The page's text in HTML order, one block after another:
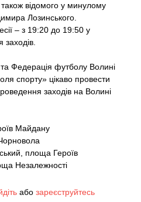
відомого у минулому
Лозинського.
– з 19:20 до 19:50 у
заходів.
Федерація футболу Волині
спорту» цікаво провести
заходів на Волині
Майдану
площа Героїв
Незалежності
або зареєструйтесь